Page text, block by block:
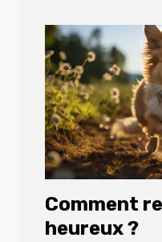
Comment
heureux ?